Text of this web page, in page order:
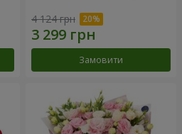
4 124 грн
Замовити